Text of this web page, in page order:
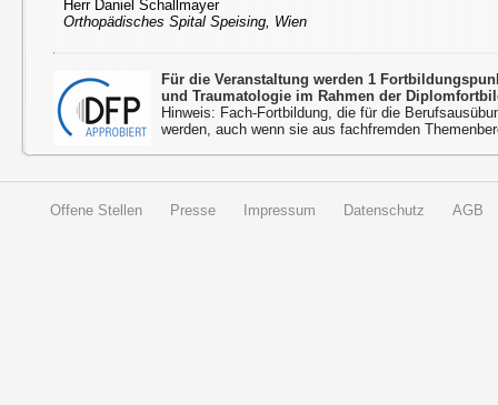
Herr Daniel Schallmayer
Orthopädisches Spital Speising, Wien
Für die Veranstaltung werden 1
und Traumatologie im Rahmen der
Hinweis: Fach-Fortbildung, die für die
werden, auch wenn sie aus fachfremden
Offene Stellen Presse Impressum Datenschutz AGB